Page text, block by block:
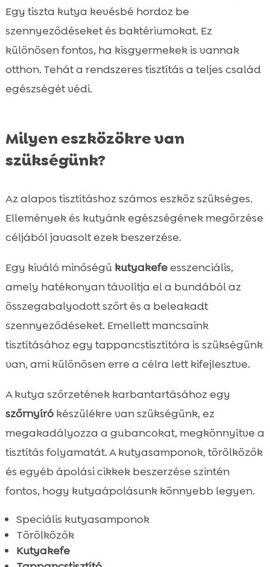
Egy tiszta kutya kevésbé hordoz be
szennyeződéseket és baktériumokat. Ez
különösen fontos, ha kisgyermekek is vannak
otthon. Tehát a rendszeres tisztítás a teljes család
egészségét védi.
Milyen eszközökre van
szükségünk?
Az alapos tisztításhoz számos eszköz szükséges.
Ellemények és kutyánk egészségének megőrzése
céljából javasolt ezek beszerzése.
Egy kiváló minőségű kutyakefeesszenciális,
amely hatékonyan távolítja el a bundából az
összegabalyodott szőrt és a beleakadt
szennyeződéseket. Emellett mancsaink
tisztításához egy tappancstisztítóra is szükségünk
van, ami különösen erre a célra lett kifejlesztve.
A kutya szőrzetének karbantartásához egy
szőrnyírókészülékre van szükségünk, ez
megakadályozza a gubancokat, megkönnyítve a
tisztítás folyamatát. A kutyasamponok, törölközők
és egyéb ápolási cikkek beszerzése szintén
fontos, hogy kutyaápolásunk könnyebb legyen.
Speciális kutyasamponok
Törölközők
Kutyakefe